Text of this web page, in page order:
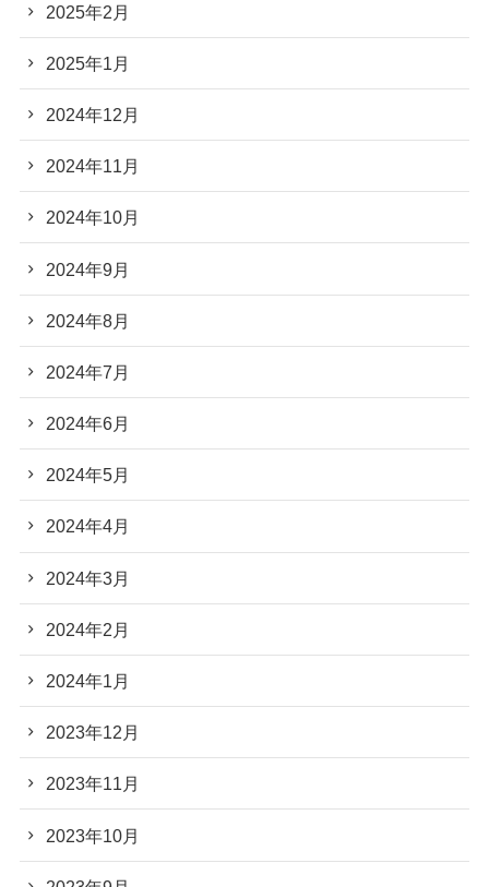
2025年2月
2025年1月
2024年12月
2024年11月
2024年10月
2024年9月
2024年8月
2024年7月
2024年6月
2024年5月
2024年4月
2024年3月
2024年2月
2024年1月
2023年12月
2023年11月
2023年10月